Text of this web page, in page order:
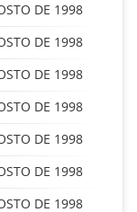
DE 1998
DE 1998
DE 1998
DE 1998
DE 1998
DE 1998
DE 1998